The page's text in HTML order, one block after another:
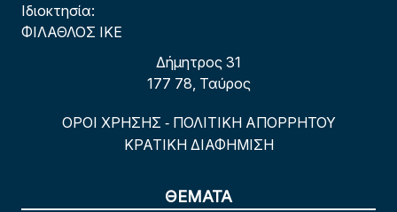
Ιδιοκτησία:
ΦΙΛΑΘΛΟΣ ΙΚΕ
Δήμητρος 31
177 78, Ταύρος
ΟΡΟΙ ΧΡΗΣΗΣ - ΠΟΛΙΤΙΚΗ ΑΠΟΡΡΗΤΟΥ
ΚΡΑΤΙΚΗ ΔΙΑΦΗΜΙΣΗ
ΘΕΜΑΤΑ